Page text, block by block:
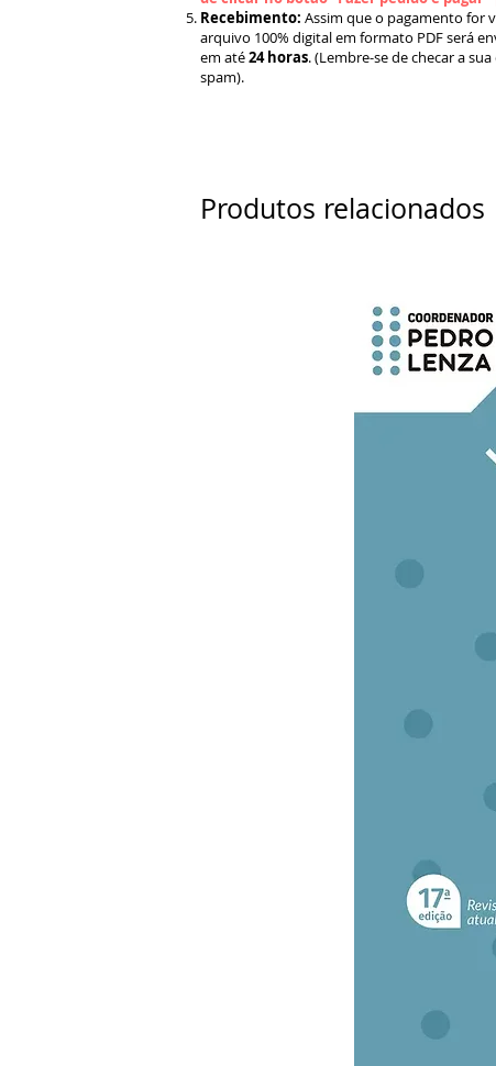
Recebimento: Assim que o pagamento for
arquivo 100% digital em formato PDF será
em até24 horas. (Lembre-se de checar a
spam).
Produtos relacionados